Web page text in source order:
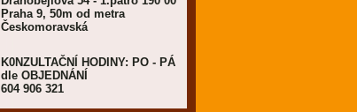
Praha 9, 50m od metra
Českomoravská
K0NZULTAČNÍ HODINY: PO - PÁ
dle OBJEDNÁNÍ
604 906 321